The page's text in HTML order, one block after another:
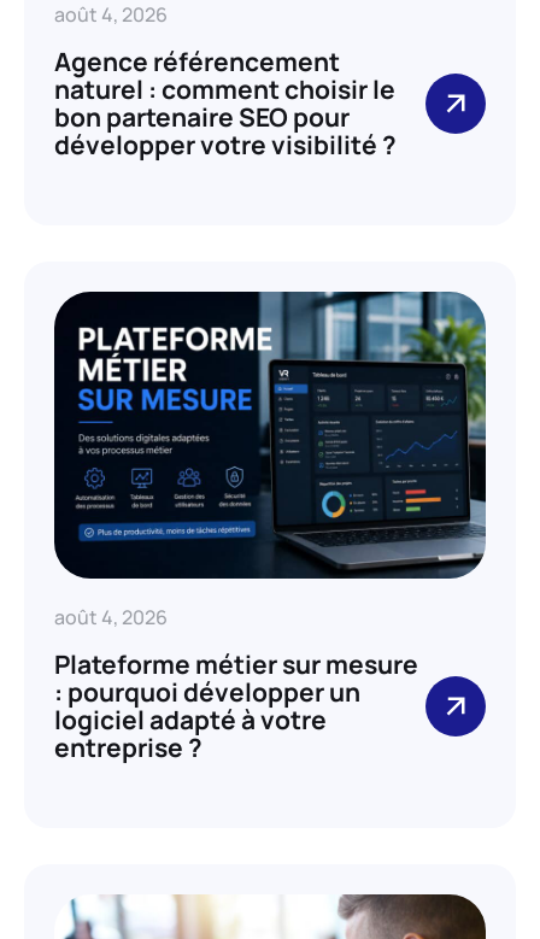
août 4, 2026
Agence référencement
naturel : comment choisir le
bon partenaire SEO pour
développer votre visibilité ?
août 4, 2026
Plateforme métier sur mesure
: pourquoi développer un
logiciel adapté à votre
entreprise ?